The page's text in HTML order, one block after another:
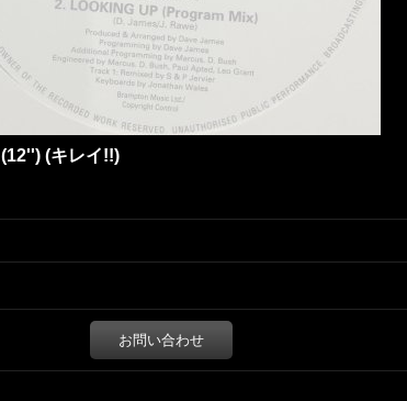
(キレイ!!)
お問い合わせ